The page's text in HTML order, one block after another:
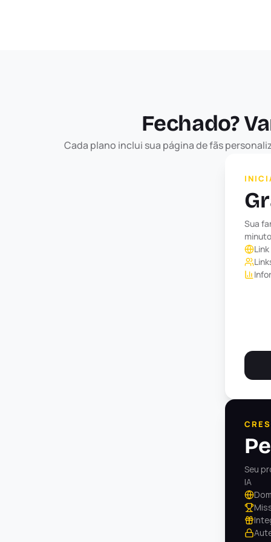
Fechado?
Cada plano inclui sua página de fãs
Sua
Seu
IA